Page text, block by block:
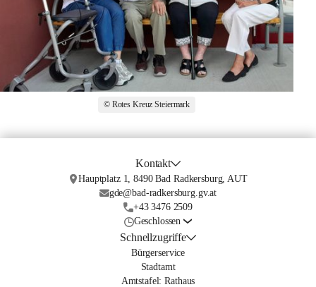
© Rotes Kreuz Steiermark
Kontakt
Hauptplatz 1, 8490 Bad Radkersburg, AUT
gde@bad-radkersburg.gv.at
+43 3476 2509
Geschlossen
Schnellzugriffe
Bürgerservice
Stadtamt
Amtstafel: Rathaus